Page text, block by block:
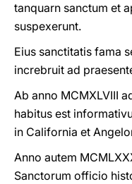
tanquarn sanctum et
suspexerunt.
Eius sanctitatis fama
increbruit ad
Ab anno MCMXLVIII
habitus est
in California et
Anno autem
Sanctorum officio